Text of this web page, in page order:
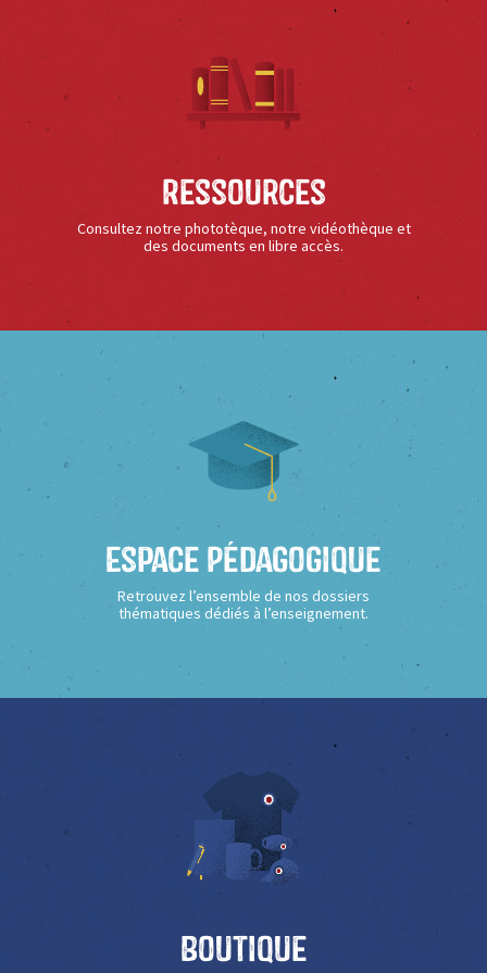
Ressources
Consultez notre phototèque, notre vidéothèque et
des documents en libre accès.
Espace Pédagogique
Retrouvez l’ensemble de nos dossiers
thématiques dédiés à l’enseignement.
Boutique